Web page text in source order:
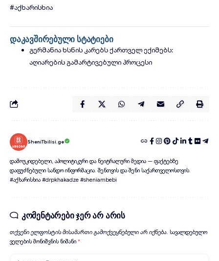
#აქხარისხია
დაკავშირებული სტატიები
გერმანია ხსნის კარებს ქართველ ექიმებს:
აღიარების გამარტივებული პროცესი
SheniTbilisi.ge
დამოუკიდებელი, აპოლიტიკური და ნეიტრალური მედია — ფაქტებზე
დაფუძნებული სანდო ინფორმაცია. შენთვის და შენი საქართველოსთვის.
#აქხარისხია #drpkhakadze #sheniambebi
კომენტარები ჯერ არ არის
თქვენი ელფოსტის მისამართი გამოქვეყნებული არ იქნება. სავალდებულო
ველების მონიშვნის ნიშანი *